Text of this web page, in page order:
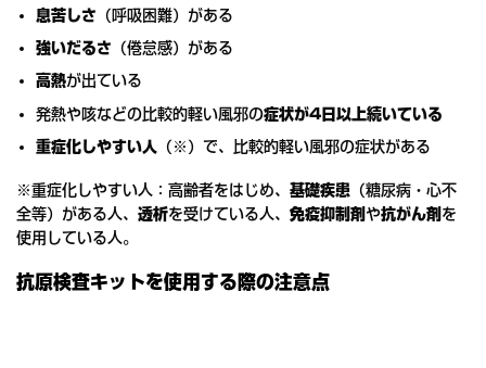
息苦しさ （呼吸困難）がある
強いだるさ （倦怠感）がある
高熱が出ている
発熱や咳などの比較的軽い風邪の症状が4日以上続いている
重症化しやすい人 （※）で、比較的軽い風邪の症状がある
※重症化しやすい人：高齢者をはじめ、 基礎疾患 （糖尿病・心不
全等）がある人、 透析を受けている人、 免疫抑制剤 や抗がん剤 を
使用している人。
抗原検査キットを使用する際の注意点